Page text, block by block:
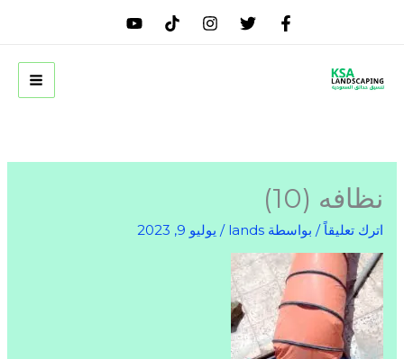
نظافه (10)
اترك تعليقاً / بواسطة lands
/ يوليو 9, 2023